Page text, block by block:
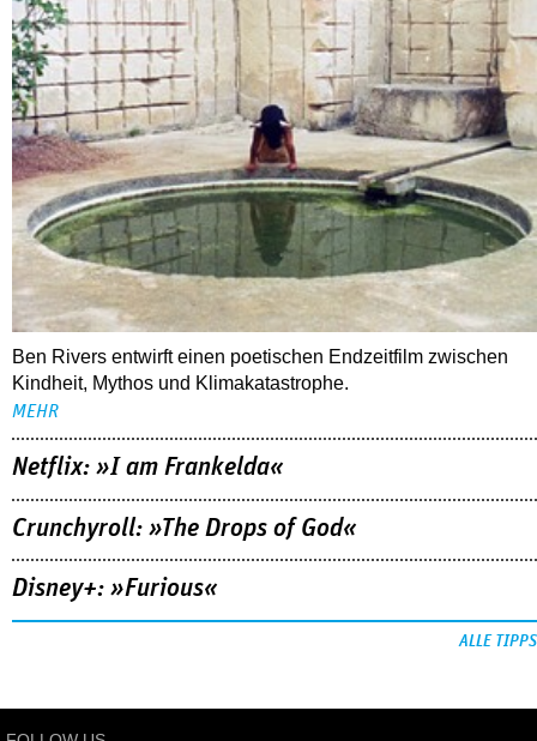
Ben Rivers entwirft einen poetischen Endzeitfilm zwischen
Kindheit, Mythos und Klimakatastrophe.
MEHR
Netflix: »I am Frankelda«
Crunchyroll: »The Drops of God«
Disney+: »Furious«
ALLE TIPPS